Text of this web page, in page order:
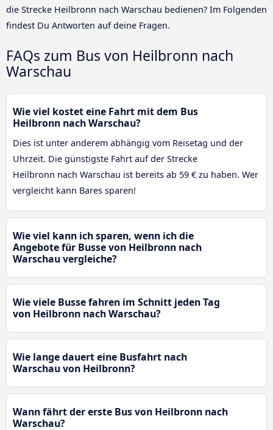
die Strecke Heilbronn nach Warschau bedienen? Im Folgenden
findest Du Antworten auf deine Fragen.
FAQs zum Bus von Heilbronn nach
Warschau
Wie viel kostet eine Fahrt mit dem Bus
Heilbronn nach Warschau?
Dies ist unter anderem abhängig vom Reisetag und der
Uhrzeit. Die günstigste Fahrt auf der Strecke
Heilbronn nach Warschau ist bereits ab 59 € zu haben. Wer
vergleicht kann Bares sparen!
Wie viel kann ich sparen, wenn ich die
Angebote für Busse von Heilbronn nach
Warschau vergleiche?
Wie viele Busse fahren im Schnitt jeden Tag
von Heilbronn nach Warschau?
Wie lange dauert eine Busfahrt nach
Warschau von Heilbronn?
Wann fährt der erste Bus von Heilbronn nach
Warschau?